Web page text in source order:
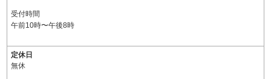
受付時間
午前10時〜午後8時
定休日
無休